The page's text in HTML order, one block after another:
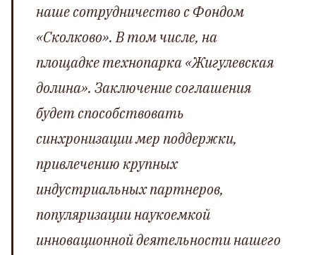
наше сотрудничество с Фондом
«Сколково». В том числе, на
площадке технопарка «Жигулевская
долина». Заключение соглашения
будет способствовать
синхронизации мер поддержки,
привлечению крупных
индустриальных партнеров,
популяризации наукоемкой
инновационной деятельности нашего